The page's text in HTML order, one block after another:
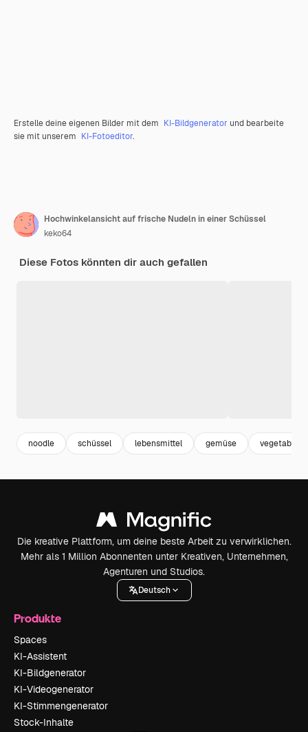
Erstelle deine eigenen Bilder mit dem KI-Bildgenerator und bearbeite
sie mit unserem KI-Fotoeditor.
Hochwinkelansicht auf frische Nudeln in einer Schüssel
keko64
Diese Fotos könnten dir auch gefallen
noodle schüssel lebensmittel gemüse vegetables
Die kreative Plattform, um deine beste Arbeit zu verwirklichen.
Mehr als 1 Million Abonnenten unter Kreativen, Unternehmen,
Agenturen und Studios.
Deutsch
Produkte
Spaces
KI-Assistent
KI-Bildgenerator
KI-Videogenerator
KI-Stimmengenerator
Stock-Inhalte